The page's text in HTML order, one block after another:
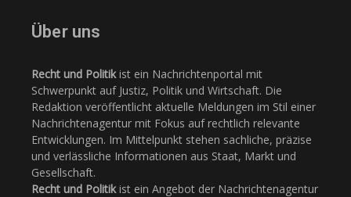
Über uns
Recht und Politikist ein Nachrichtenportal mit
Schwerpunkt auf Justiz, Politik und Wirtschaft. Die
Redaktion veröffentlicht aktuelle Meldungen im Stil einer
Nachrichtenagentur mit Fokus auf rechtlich relevante
Entwicklungen. Im Mittelpunkt stehen sachliche, präzise
und verlässliche Informationen aus Staat, Markt und
Gesellschaft.
Recht und Politikist ein Angebot der Nachrichtenagentur